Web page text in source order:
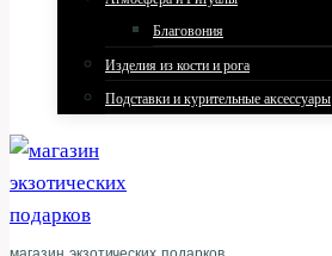
Благовония
Изделия из кости и рога
Подставки и курительные аксессуары